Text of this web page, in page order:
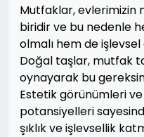
Mutfaklar, evlerimizin
biridir ve bu nedenle
olmalı hem de
Doğal taşlar, mutfak
oynayarak bu
Estetik görünümleri
potansiyelleri
şıklık ve işlevsellik